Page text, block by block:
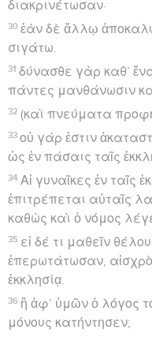
διακρινέτωσαν·
30 ἐὰν δὲ ἄλλῳ
σιγάτω.
31 δύνασθε γὰρ καθ’
πάντες μανθάνωσιν
32 (καὶ πνεύματα
33 οὐ γάρ ἐστιν
ὡς ἐν πάσαις ταῖς
34 Αἱ γυναῖκες ἐν ταῖς
ἐπιτρέπεται αὐταῖς
καθὼς καὶ ὁ νόμος
35 εἰ δέ τι μαθεῖν
ἐπερωτάτωσαν,
ἐκκλησίᾳ.
36 ἢ ἀφ’ ὑμῶν ὁ λόγος
μόνους κατήντησεν;